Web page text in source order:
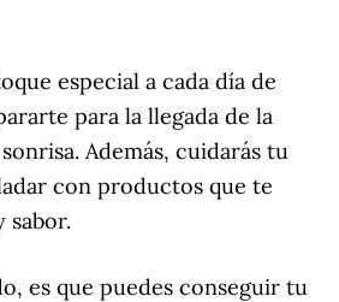
especial a cada día de
para la llegada de la
Además, cuidarás tu
con productos que te
sabor.
es que puedes conseguir tu